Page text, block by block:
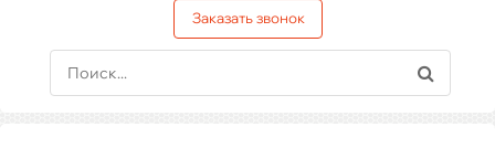
Заказать звонок